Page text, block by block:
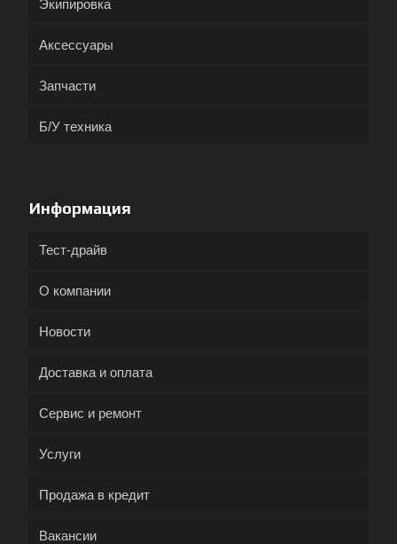
Экипировка
Аксессуары
Запчасти
Б/У техника
Информация
Тест-драйв
О компании
Новости
Доставка и оплата
Сервис и ремонт
Услуги
Продажа в кредит
Вакансии